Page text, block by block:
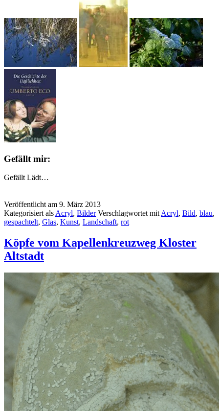
Gefällt mir:
Gefällt Lädt…
Veröffentlicht am 9. März 2013
Kategorisiert als Acryl, Bilder Verschlagwortet mit Acryl, Bild, blau,
gespachtelt, Glas, Kunst, Landschaft, rot
Köpfe vom Kapellenkreuzweg Kloster
Altstadt